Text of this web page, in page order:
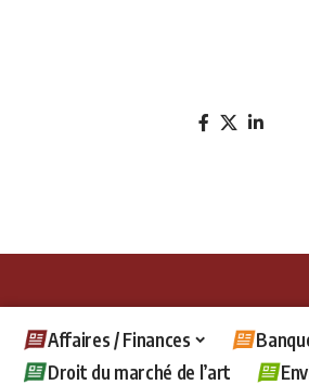
Affaires / Finances
Droit du marché de l’art